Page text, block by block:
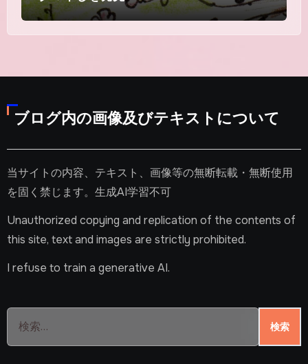
ブログ内の画像及びテキストについて
当サイトの内容、テキスト、画像等の無断転載・無断使用
を固く禁じます。生成AI学習不可
Unauthorized copying and replication of the contents of
this site, text and images are strictly prohibited.
I refuse to train a generative AI.
検